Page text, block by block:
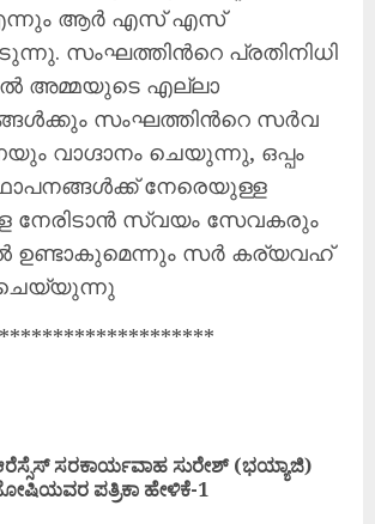
എന്നും ആര്‍ എസ് എസ്
സംഘത്തിന്‍റെ പ്രതിനിധി
അമ്മയുടെ എല്ലാ
സംഘത്തിന്‍റെ സര്‍വ
വാഗ്ദാനം ചെയുന്നു, ഒപ്പം
നേരെയുള്ള
നേരിടാന്‍ സ്വയം സേവകരും
ഉണ്ടാകുമെന്നും സര്‍ കര്യവഹ്
********************
ಸರಕಾರ್ಯವಾಹ ಸುರೇಶ್ (ಭಯ್ಯಾಜಿ)
ಪತ್ರಿಕಾ ಹೇಳಿಕೆ-1